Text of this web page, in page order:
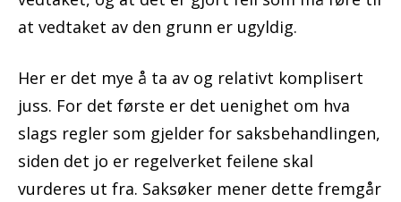
at vedtaket av den grunn er ugyldig.
Her er det mye å ta av og relativt komplisert
juss. For det første er det uenighet om hva
slags regler som gjelder for saksbehandlingen,
siden det jo er regelverket feilene skal
vurderes ut fra. Saksøker mener dette fremgår